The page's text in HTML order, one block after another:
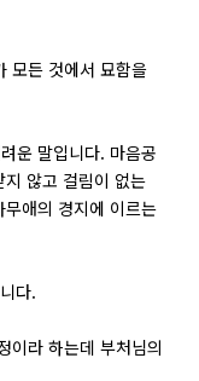
모든 것에서 묘함을
운 말입니다. 마음공
않고 걸림이 없는
애의 경지에 이르는
다.
이라 하는데 부처님의